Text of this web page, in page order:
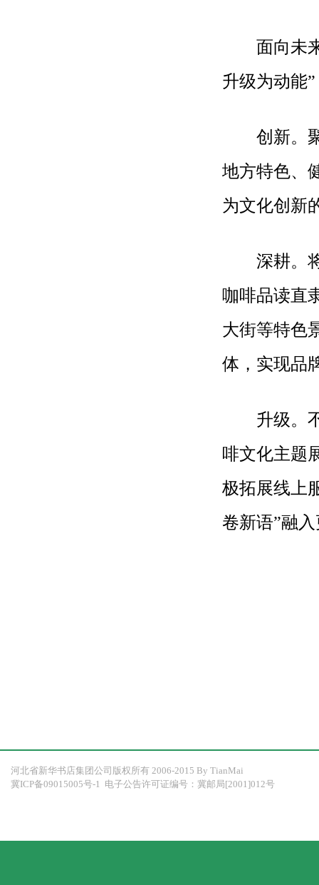
面向未来
升级为动能
创新。聚
地方特色、
为文化创新
深耕。将“
咖啡品读直
大街等特色
体，实现品
升级。不
啡文化主题
极拓展线上
卷新语”融
河北省新华书店集团公司版权所有 2006-2015 By TianMai
冀ICP备09015005号-1 电子公告许可证编号：冀邮局[2001]012号